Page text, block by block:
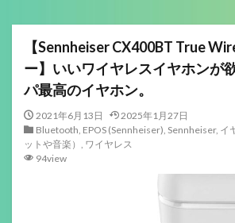
【Sennheiser CX400BT True
ー】いいワイヤレスイヤホンが
パ最高のイヤホン。
2021年6月13日
2025年1月27日
Bluetooth, EPOS (Sennheiser), Sennheiser, イ
ットや音楽） , ワイヤレス
94view